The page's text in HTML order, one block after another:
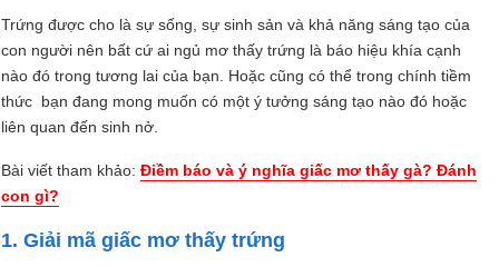
Trứng được cho là sự sống, sự sinh sản và khả năng sáng tạo của
con người nên bất cứ ai ngủ mơ thấy trứng là báo hiệu khía cạnh
nào đó trong tương lai của bạn. Hoặc cũng có thể trong chính tiềm
thức bạn đang mong muốn có một ý tưởng sáng tạo nào đó hoặc
liên quan đến sinh nở.
Bài viết tham khảo: Điềm báo và ý nghĩa giấc mơ thấy gà? Đánh
con gì?
1. Giải mã giấc mơ thấy trứng